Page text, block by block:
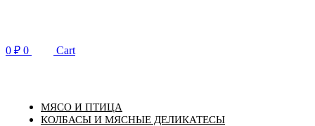
0 ₽ 0 Cart
МЯСО И ПТИЦА
КОЛБАСЫ И МЯСНЫЕ ДЕЛИКАТЕСЫ